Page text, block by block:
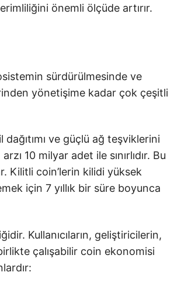
önemli ölçüde artırır.
sürdürülmesinde ve
yönetişime kadar çok çeşitli
ve güçlü ağ teşviklerini
10 milyar adet ile sınırlıdır. Bu
Kilitli coin’lerin kilidi yüksek
için 7 yıllık bir süre boyunca
Kullanıcıların, geliştiricilerin,
birlikte çalışabilir coin ekonomisi